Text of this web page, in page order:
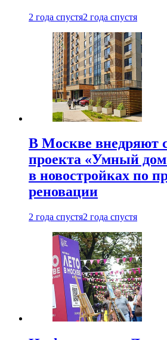
2 года спустя2 года спустя
В Москве внедряют
проекта «Умный
в новостройках по
реновации
2 года спустя2 года спустя